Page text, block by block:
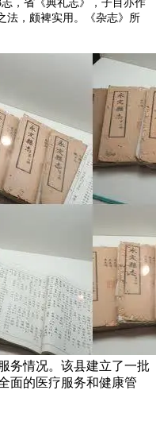
，省《典礼志》，子目亦作
法，颇裨实用。《杂志》所
务情况。该县建立了一批
面的医疗服务和健康管